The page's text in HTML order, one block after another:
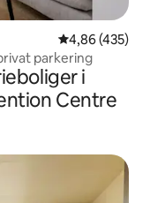
4,86 ud af 5 i
4,86 (435)
parkering
i
Centre